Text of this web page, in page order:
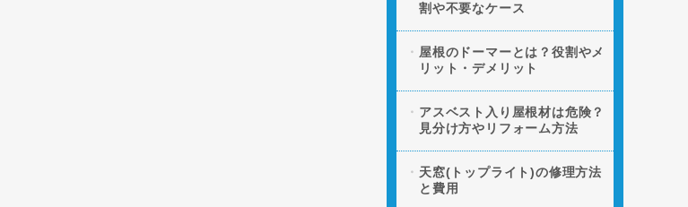
割や不要なケース
屋根のドーマーとは？役割やメ
リット・デメリット
アスベスト入り屋根材は危険？
見分け方やリフォーム方法
天窓(トップライト)の修理方法
と費用